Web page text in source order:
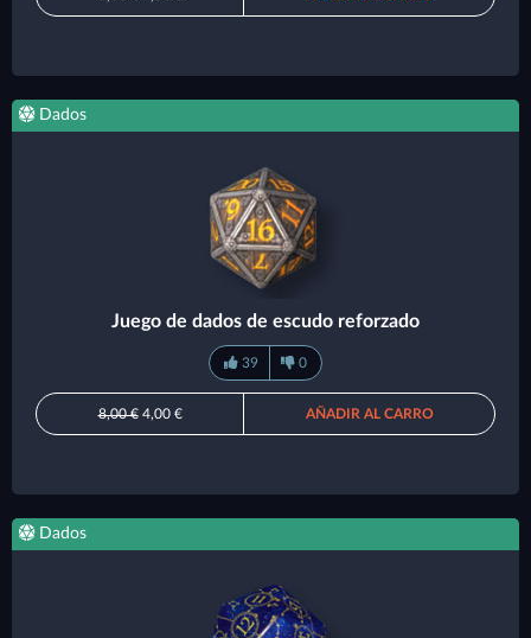
Dados
Juego de dados de escudo reforzado
39 0
8,00 €4,00 € AÑADIR AL CARRO
Dados